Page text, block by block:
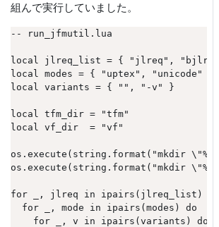
組んで実行していました。
-- run_jfmutil.lua
local jlreq_list = { "jlreq",
local modes = { "uptex", "unicode" }
local variants = { "", "-v" }
local tfm_dir = "tfm"
local vf_dir  = "vf"
os.execute(string.format("mkdir
os.execute(string.format("mkdir
for _, jlreq in ipairs(jlreq_list) do
  for _, mode in ipairs(modes) do
    for _, v in ipairs(variants) do